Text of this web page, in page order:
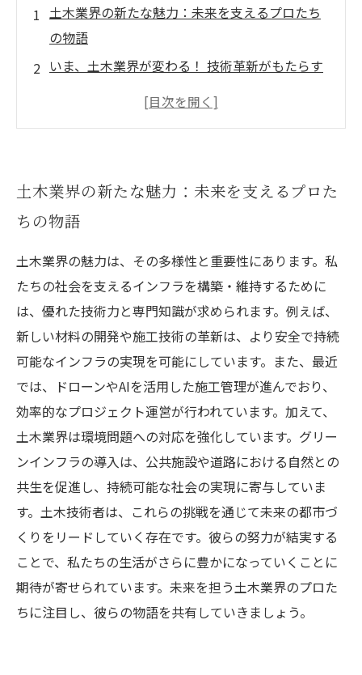
土木業界の新たな魅力：未来を支えるプロたち
の物語
いま、土木業界が変わる！ 技術革新がもたらす
化と可能性
次世代のエンジニアに寄せる期待：夢と希望を
抱いて
未来の土木業界を担う！ 若手エンジニアの成長
物語
土木業界の未来への道：全ての人々が輝ける社
会を目指して
土木業界の新たな魅力：未来を支えるプロた
ちの物語
土木業界の魅力は、その多様性と重要性にあります。私
たちの社会を支えるインフラを構築・維持するために
は、優れた技術力と専門知識が求められます。例えば、
新しい材料の開発や施工技術の革新は、より安全で持続
可能なインフラの実現を可能にしています。また、最近
では、ドローンやAIを活用した施工管理が進んでおり、
効率的なプロジェクト運営が行われています。加えて、
土木業界は環境問題への対応を強化しています。グリー
ンインフラの導入は、公共施設や道路における自然との
共生を促進し、持続可能な社会の実現に寄与していま
す。土木技術者は、これらの挑戦を通じて未来の都市づ
くりをリードしていく存在です。彼らの努力が結実する
ことで、私たちの生活がさらに豊かになっていくことに
期待が寄せられています。未来を担う土木業界のプロた
ちに注目し、彼らの物語を共有していきましょう。